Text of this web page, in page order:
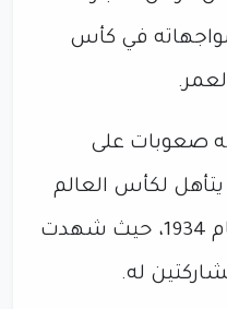
في كأس
صعوبات على
لكأس العالم
إلا أربع مرات فقط منذ عام 1934، حيث شهدت